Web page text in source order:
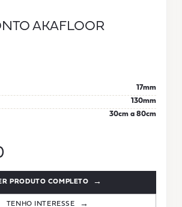
AKAFLOOR
17mm
130mm
30cm a 80cm
PRODUTO COMPLETO
TENHO INTERESSE